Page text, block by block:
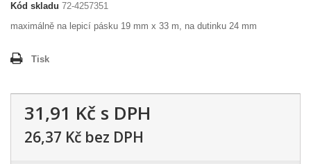
Kód skladu 72-4257351
maximálně na lepicí pásku 19 mm x 33 m, na dutinku 24 mm
Tisk
31,91 Kč s DPH
26,37 Kč bez DPH